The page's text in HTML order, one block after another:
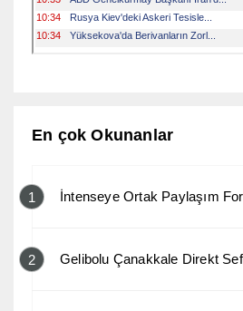
En çok Okunanlar
1 İntenseye Ortak Paylaşım
2 Gelibolu Çanakkale Direkt